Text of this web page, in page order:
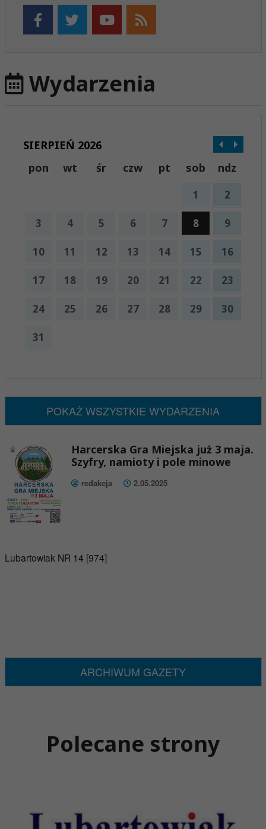
Wydarzenia
SIERPIEŃ 2026
pon
wt śr czw pt sob ndz
1 2
3 4 5 6 7 8 9
10 11 12 13 14 15 16
17 18 19 20 21 22 23
24 25 26 27 28 29 30
31
POKAŻ WSZYSTKIE WYDARZENIA
Harcerska Gra Miejska już 3 maja.
Szyfry, namioty i pole minowe
redakcja 2.05.2025
Lubartowiak NR 14 [974]
ARCHIWUM GAZETY
Polecane strony